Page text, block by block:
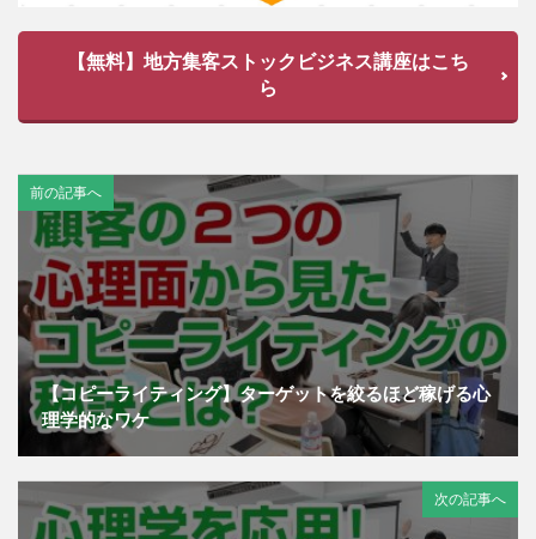
【無料】地方集客ストックビジネス講座はこち
ら
前の記事へ
【コピーライティング】ターゲットを絞るほど稼げる心
理学的なワケ
次の記事へ